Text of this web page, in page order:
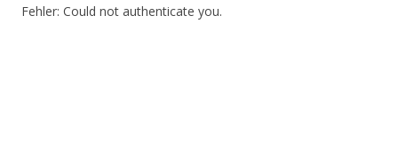
Fehler: Could not authenticate you.